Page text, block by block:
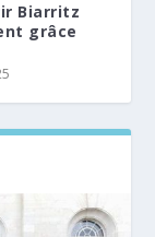
Biarritz
grâce